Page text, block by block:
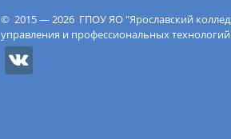
© 2015 — 2026 ГПОУ ЯО "Ярославский
управления и профессиональных